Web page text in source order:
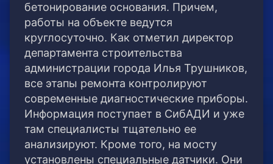
бетонирование основания. Причем,
работы на объекте ведутся
круглосуточно. Как отметил директор
департамента строительства
администрации города Илья Трушников,
все этапы ремонта контролируют
современные диагностические приборы.
Информация поступает в СибАДИ и уже
там специалисты тщательно ее
анализируют. Кроме того, на мосту
установлены специальные датчики. Они